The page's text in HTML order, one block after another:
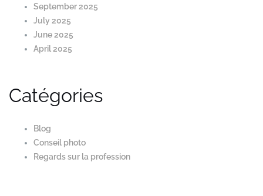
September 2025
July 2025
June 2025
April 2025
Catégories
Blog
Conseil photo
Regards sur la profession